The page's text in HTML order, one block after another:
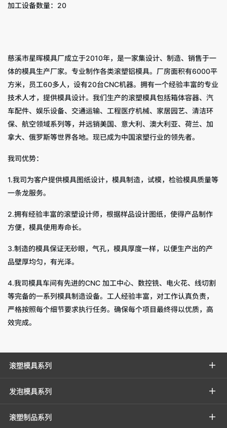
加工设备数量：20
慈溪市星晖模具厂成立于2010年，是一家集设计、制造、销售于一
体的模具生产厂家。专业制作各类滚塑铝模具。厂房面积有6000平
方米，员工60多人，设有20台CNC机器。拥有一个经验丰富的专业
技术人才，提供模具设计。我们生产的滚塑模具包括箱体容器、汽
车配件、娱乐设备、交通运输、工程医疗机械、家居园艺、清洁环
保、航空领域系列等，并远销美国、意大利、澳大利亚、荷兰、加
拿大、俄罗斯等世界各地。现已成为中国滚塑行业的领先者。
我司优势：
1.我司为客户提供模具图纸设计，模具制造，试模，检验模具质量等
一条龙服务。
2.拥有经验丰富的滚塑设计师，根据样品设计图纸，使得产品制作
方便，模具使用寿命长。
3.制造的模具保证无砂眼，气孔，模具厚度一样，以便生产出的产
品壁厚均匀，有光泽。
4.我司模具车间有先进的CNC 加工中心、数控铣、电火花、线切割
等完备的一系列模具制造设备。工人经验丰富，对工作认真负责，
严格按照每个细节要求执行任务。确保每个项目最终得以优质，高
效完成。
滚塑模具系列
发泡模具系列
滚塑制品系列